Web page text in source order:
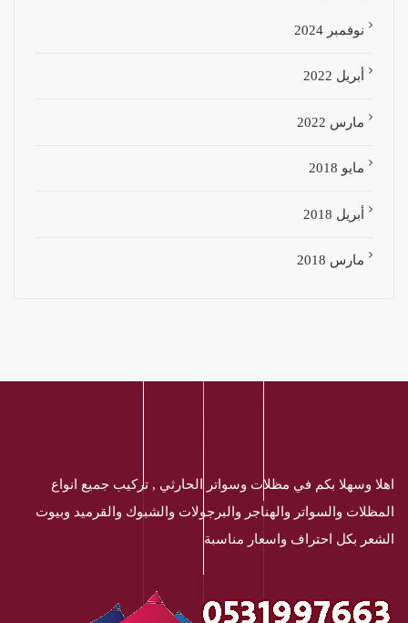
نوفمبر 2024
أبريل 2022
مارس 2022
مايو 2018
أبريل 2018
مارس 2018
اهلا وسهلا بكم في مظلات وسواتر الحارثي , تركيب جميع انواع
المظلات والسواتر والهناجر والبرجولات والشبوك والقرميد وبيوت
الشعر بكل احتراف واسعار مناسبة